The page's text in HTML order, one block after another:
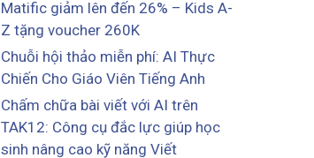
Matific giảm lên đến 26% – Kids A-
Z tặng voucher 260K
Chuỗi hội thảo miễn phí: AI Thực
Chiến Cho Giáo Viên Tiếng Anh
Chấm chữa bài viết với AI trên
TAK12: Công cụ đắc lực giúp học
sinh nâng cao kỹ năng Viết